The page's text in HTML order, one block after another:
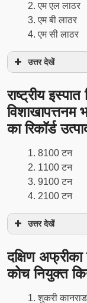
एम एल लाठर
एम बी लाठर
एम सी लाठर
उत्तर देखें
राष्ट्रीय
का रिकॉर्ड
8100 टन
1100 टन
9100 टन
2100 टन
उत्तर देखें
दक्षिण
कोच नियुक्त
शुकरी